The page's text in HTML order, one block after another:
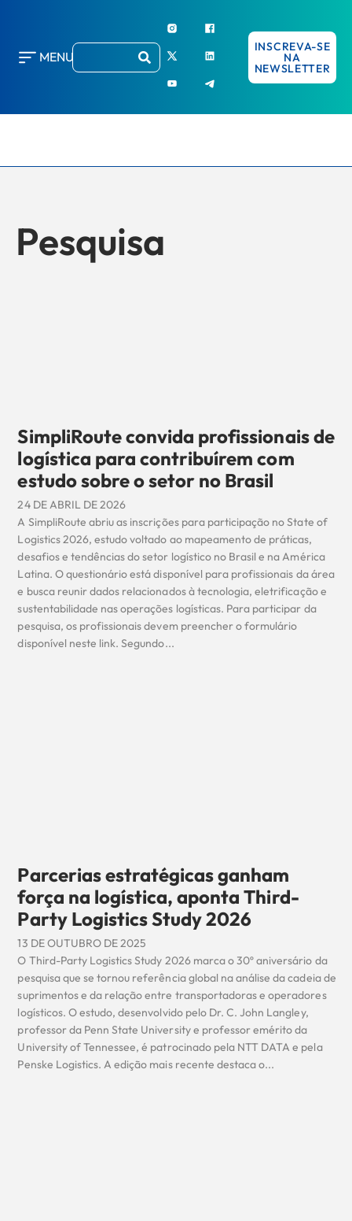
MENU
INSCREVA-SE
NA
NEWSLETTER
Pesquisa
SimpliRoute convida profissionais de
logística para contribuírem com
estudo sobre o setor no Brasil
24 DE ABRIL DE 2026
A SimpliRoute abriu as inscrições para participação no State of
Logistics 2026, estudo voltado ao mapeamento de práticas,
desafios e tendências do setor logístico no Brasil e na América
Latina. O questionário está disponível para profissionais da área
e busca reunir dados relacionados à tecnologia, eletrificação e
sustentabilidade nas operações logísticas. Para participar da
pesquisa, os profissionais devem preencher o formulário
disponível neste link. Segundo...
Parcerias estratégicas ganham
força na logística, aponta Third-
Party Logistics Study 2026
13 DE OUTUBRO DE 2025
O Third-Party Logistics Study 2026 marca o 30º aniversário da
pesquisa que se tornou referência global na análise da cadeia de
suprimentos e da relação entre transportadoras e operadores
logísticos. O estudo, desenvolvido pelo Dr. C. John Langley,
professor da Penn State University e professor emérito da
University of Tennessee, é patrocinado pela NTT DATA e pela
Penske Logistics. A edição mais recente destaca o...